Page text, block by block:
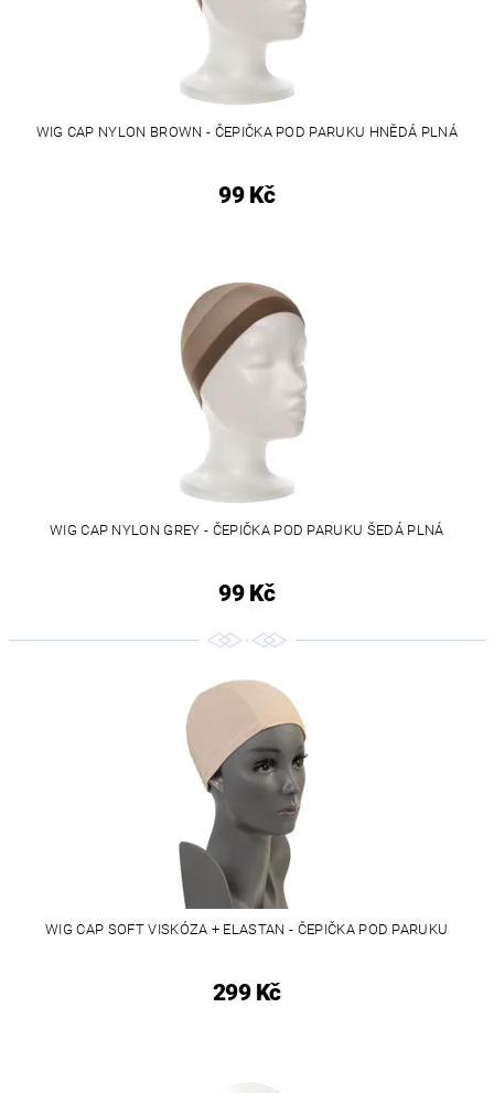
WIG CAP NYLON BROWN - ČEPIČKA POD PARUKU HNĚDÁ PLNÁ
99 Kč
WIG CAP NYLON GREY - ČEPIČKA POD PARUKU ŠEDÁ PLNÁ
99 Kč
WIG CAP SOFT VISKÓZA + ELASTAN - ČEPIČKA POD PARUKU
299 Kč